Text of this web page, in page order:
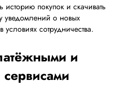
историю покупок и скачивать
уведомлений о новых
сотрудничества.
и